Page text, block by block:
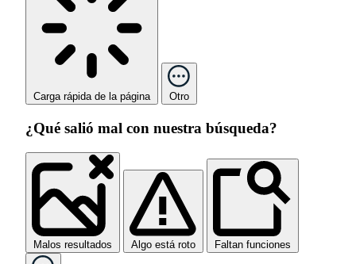
Carga rápida de la página Otro
¿Qué salió mal con nuestra búsqueda?
Malos resultados Algo está roto Faltan funciones